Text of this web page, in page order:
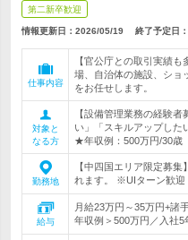
第二新卒歓迎
情報更新日：2026/05/19 終了予定日：
仕事内容
【官公庁との取引実績
場、自治体の施設、ショ
をお任せします。
対象と
なる方
【設備管理業務の経験
い」「スキルアップし
★年収例：500万円/30歳
勤務地
【中四国エリア限定募
れます。 ※UIターン歓迎
給与
月給23万円～35万円+諸
年収例＞500万円／入社5